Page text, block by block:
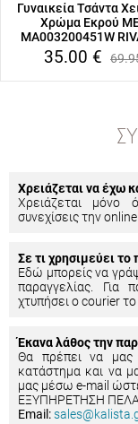
Γυναικεία Τσάντα
Χρώμα Εκρού
MA003200451W
35.00 €
Χρειάζεται να έχω
Χρειάζεται μόνο
συνεχίσεις την
Σε τι χρησιμεύει
Εδώ μπορείς να
παραγγελίας. Για
χτυπήσει ο courier
Έκανα λάθος την
Θα πρέπει να μας
κατάστημα και να
μας μέσω e-mail
ΕΞΥΠΗΡΕΤΗΣΗ
Email: